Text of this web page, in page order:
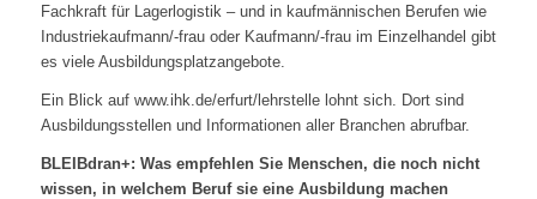
Fachkraft für Lagerlogistik – und in kaufmännischen Berufen wie
Industriekaufmann/-frau oder Kaufmann/-frau im Einzelhandel gibt
es viele Ausbildungsplatzangebote.
Ein Blick auf www.ihk.de/erfurt/lehrstelle lohnt sich. Dort sind
Ausbildungsstellen und Informationen aller Branchen abrufbar.
BLEIBdran+: Was empfehlen Sie Menschen, die noch nicht
wissen, in welchem Beruf sie eine Ausbildung machen